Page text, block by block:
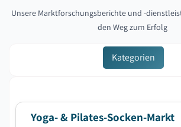
Unsere Marktforschungsberichte und -
den Weg zum Erfolg
Kategorien
Yoga- & Pilates-Socken-Markt